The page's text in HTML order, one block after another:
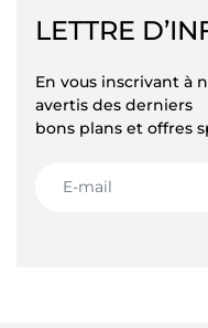
LETTRE
En vous inscrivant à
avertis des derniers
bons plans et offres